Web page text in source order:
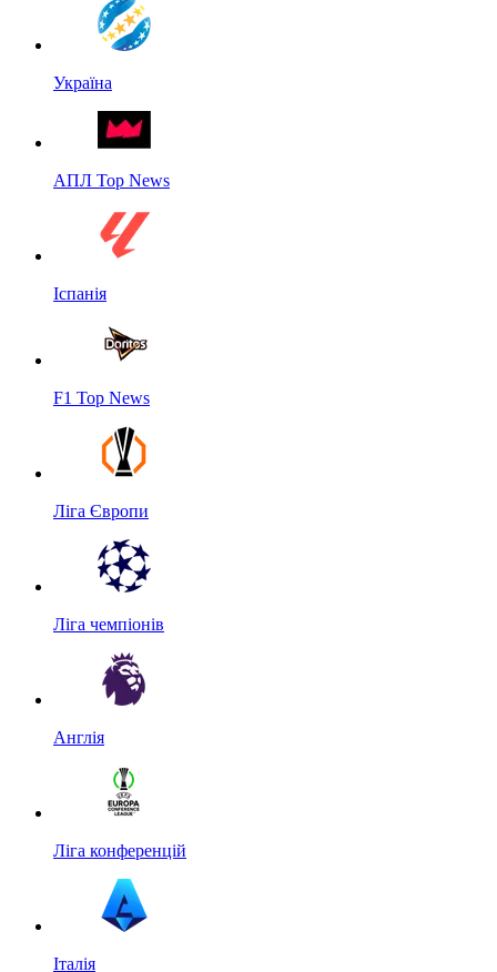
Україна
АПЛ Top News
Іспанія
F1 Top News
Ліга Європи
Ліга чемпіонів
Англія
Ліга конференцій
Італія